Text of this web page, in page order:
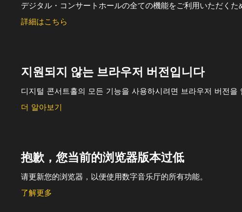
デジタル・コンサートホールの全ての機能をご利用いただくた
詳細はこちら
지원되지 않는 브라우저 버전입니다
디지털 콘서트홀의 모든 기능을 사용하시려면 브라우저 버전을
더 알아보기
抱歉，您当前的浏览器版本过低
请更新您的浏览器，以便使用数字音乐厅的所有功能。
了解更多